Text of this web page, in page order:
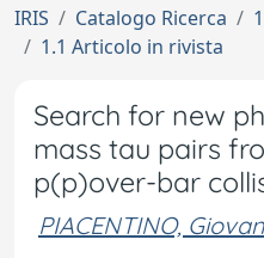
IRIS Catalogo Ricerca
1.1 Articolo in rivista
Search for new
mass tau pairs
p(p)over-bar
PIACENTINO,